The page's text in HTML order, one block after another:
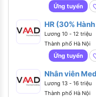
Ứng tuyển
HR (30%
Lương 10 - 12 triệu
Thành phố Hà Nội
Ứng tuyển
Nhân viên
Lương 13 - 16 triệu
Thành phố Hà Nội